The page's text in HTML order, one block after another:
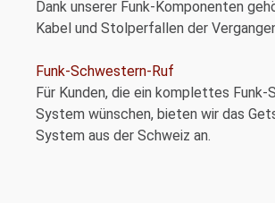
Dank unserer Funk-Komponenten
Kabel und Stolperfallen der
Funk-Schwestern-Ruf
Für Kunden, die ein komplettes
System wünschen, bieten wir das
System aus der Schweiz an.